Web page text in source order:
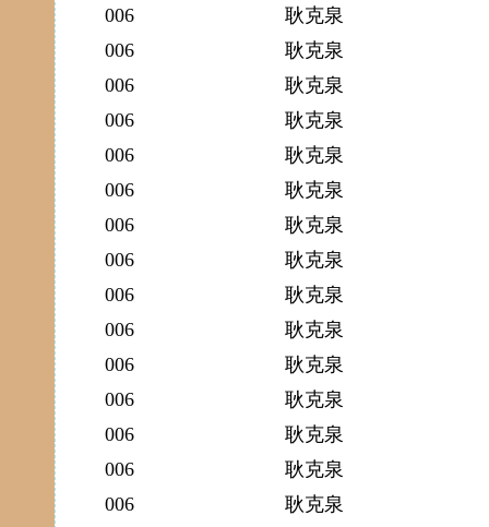
006
耿克泉
006
耿克泉
006
耿克泉
006
耿克泉
006
耿克泉
006
耿克泉
006
耿克泉
006
耿克泉
006
耿克泉
006
耿克泉
006
耿克泉
006
耿克泉
006
耿克泉
006
耿克泉
006
耿克泉